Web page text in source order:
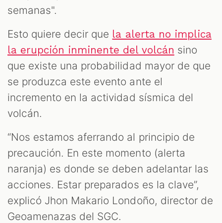
semanas".
Esto quiere decir que la alerta no implica
la erupción inminente del volcán sino
que existe una probabilidad mayor de que
se produzca este evento ante el
incremento en la actividad sísmica del
volcán.
“Nos estamos aferrando al principio de
precaución. En este momento (alerta
naranja) es donde se deben adelantar las
acciones. Estar preparados es la clave”,
explicó Jhon Makario Londoño, director de
Geoamenazas del SGC.